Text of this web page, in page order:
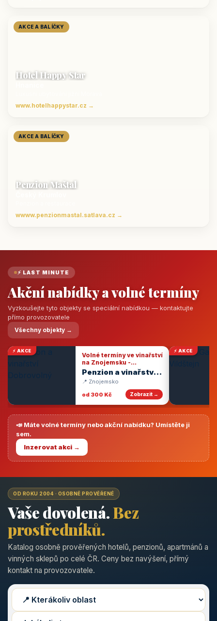
AKCE A BALÍČKY
Hotel Happy Star
www.hotelhappystar.cz →
AKCE A BALÍČKY
Penzion Maštal
wwww.penzionmastal.satlava.cz →
⚡ LAST MINUTE
Akční nabídky a volné termíny
Vyzkoušejte tyto objekty se speciální nabídkou — kontaktujte
přímo provozovatele
Všechny objekty →
⚡ AKCE
Volné termíny ve vinařství
na Znojemsku -
degustace vín
Penzion a vinařství
Dobrovolný
📍 Znojemsko
od 300 Kč
Zobrazit →
⚡ AKCE
📣 Máte volné termíny nebo akční nabídku? Umístěte ji
sem.
Inzerovat akci →
OD ROKU 2004 · OSOBNĚ PROVĚŘENÉ
Vaše dovolená.Bez
prostředníků.
Katalog osobně prověřených hotelů, penzionů, apartmánů a
vinných sklepů po celé ČR. Ceny bez navýšení, přímý
kontakt na provozovatele.